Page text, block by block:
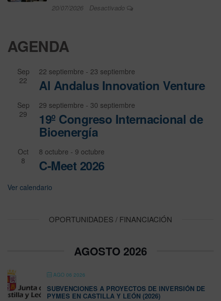
20/07/2026 Desactivado
AGENDA
Sep
22
22 septiembre - 23 septiembre
Al Andalus Innovation Venture
Sep
29
29 septiembre - 30 septiembre
19º Congreso Internacional de
Bioenergía
Oct
8
8 octubre - 9 octubre
C-Meet 2026
Ver calendario
OPORTUNIDADES / FINANCIACIÓN
AGOSTO 2026
AGO 06 2026
SUBVENCIONES A PROYECTOS DE INVERSIÓN DE
PYMES EN CASTILLA Y LEÓN (2026)